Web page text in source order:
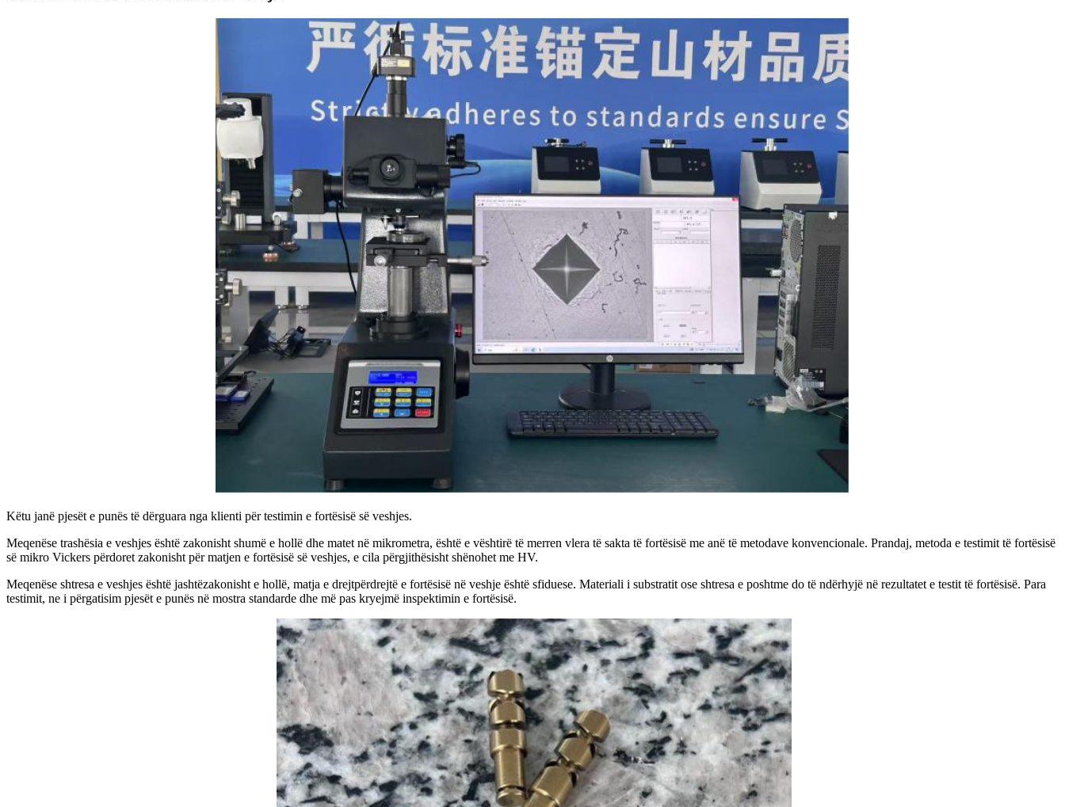
Këtu janë pjesët e punës të dërguara nga klienti për testimin e fortësisë së veshjes.
Meqenëse trashësia e veshjes është zakonisht shumë e hollë dhe matet në mikrometra, është e vështirë të merren vlera të sakta të fortësisë me anë të metodave konvencionale. Prandaj, metoda e testimit të fortësisë
së mikro Vickers përdoret zakonisht për matjen e fortësisë së veshjes, e cila përgjithësisht shënohet me HV.
Meqenëse shtresa e veshjes është jashtëzakonisht e hollë, matja e drejtpërdrejtë e fortësisë në veshje është sfiduese. Materiali i substratit ose shtresa e poshtme do të ndërhyjë në rezultatet e testit të fortësisë. Para
testimit, ne i përgatisim pjesët e punës në mostra standarde dhe më pas kryejmë inspektimin e fortësisë.